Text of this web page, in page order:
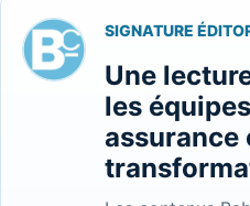
SIGNATURE
Une
les
assurance